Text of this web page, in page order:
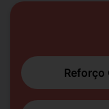
Reforço